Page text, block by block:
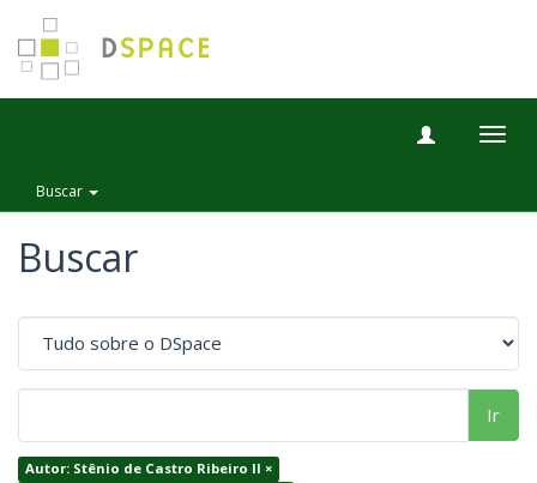
Buscar
Buscar
Ir
Autor: Stênio de Castro Ribeiro II ×